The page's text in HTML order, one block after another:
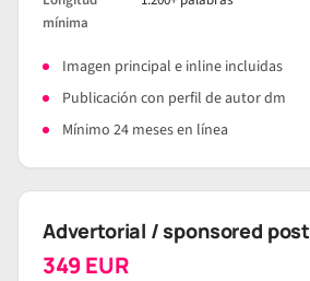
mínima
Imagen principal e inline incluidas
Publicación con perfil de autor dm
Mínimo 24 meses en línea
Advertorial / sponsored post
349 EUR